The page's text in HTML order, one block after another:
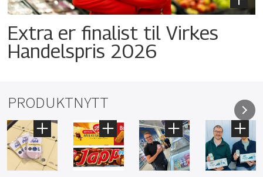
Extra er finalist til Virkes
Handelspris 2026
PRODUKTNYTT